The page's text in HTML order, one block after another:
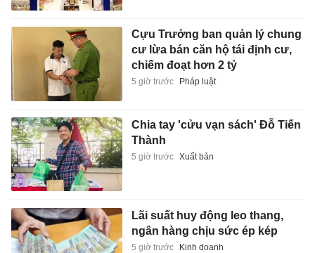
Cựu Trưởng ban quản lý chung
cư lừa bán căn hộ tái định cư,
chiếm đoạt hơn 2 tỷ
5 giờ trước Pháp luật
Chia tay 'cửu vạn sách' Đỗ Tiến
Thành
5 giờ trước Xuất bản
Lãi suất huy động leo thang,
ngân hàng chịu sức ép kép
5 giờ trước Kinh doanh